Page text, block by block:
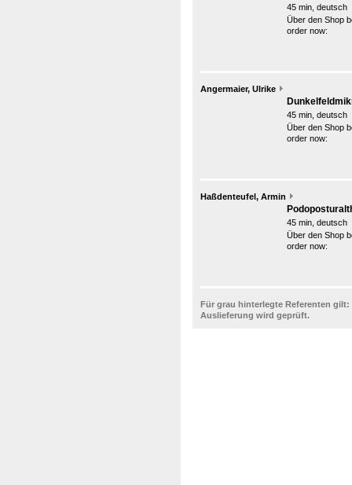
45 min, deutsch
Über den Shop
order now:
Angermaier, Ulrike
45 min, deutsch
Über den Shop
order now:
Haßdenteufel, Armin
45 min, deutsch
Über den Shop
order now:
Für grau hinterlegte Referenten gilt:
Auslieferung wird geprüft.